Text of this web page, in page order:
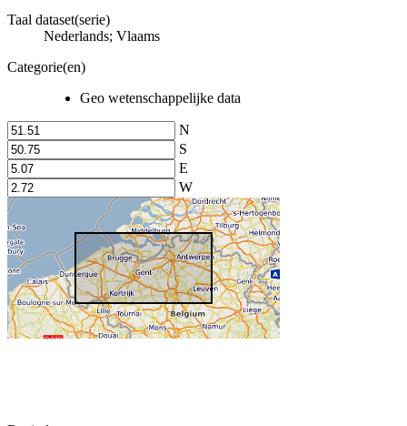
Taal dataset(serie)
Nederlands; Vlaams
Categorie(en)
Geo wetenschappelijke data
N
S
E
W